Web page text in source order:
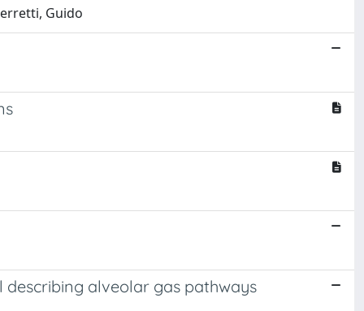
Guido
alveolar gas pathways